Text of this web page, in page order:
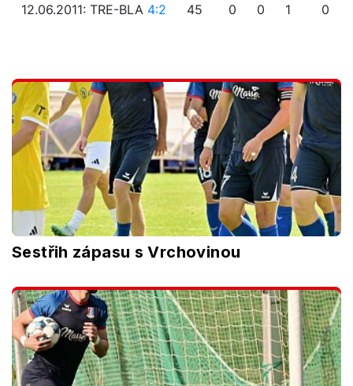
12.06.2011: TRE-BLA 4:2 45 0 0 1 0
Sestřih zápasu s Vrchovinou